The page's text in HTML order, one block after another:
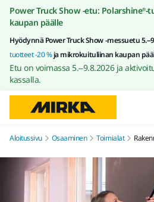
Power Truck Show -etu: Polarshine®-
kaupan päälle
Hyödynnä Power Truck Show -messuetu
tuotteet -20 %ja mikrokuituliinan kaupan
Etu on voimassa 5.–9.8.2026 ja
kassalla.
Aloitussivu Osaaminen Toimialat